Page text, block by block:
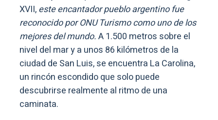
XVII,este encantador pueblo argentino fue
reconocido por ONU Turismo como uno de los
mejores del mundo.A 1.500 metros sobre el
nivel del mar y a unos 86 kilómetros de la
ciudad de San Luis, se encuentra La Carolina,
un rincón escondido que solo puede
descubrirse realmente al ritmo de una
caminata.